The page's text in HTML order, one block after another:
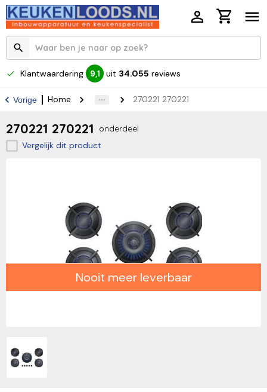
Klantwaardering 9,1 uit 34.055 reviews
Vorige Home 270221 270221
270221 270221
onderdeel
Vergelijk dit product
Nooit meer leverbaar